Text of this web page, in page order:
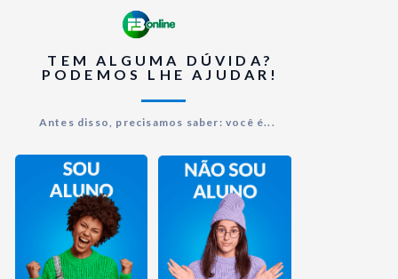
TEM ALGUMA DÚVIDA?
PODEMOS LHE AJUDAR!
Antes disso, precisamos saber: você é...